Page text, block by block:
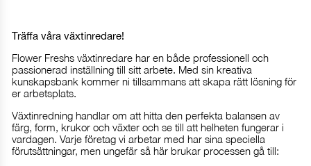
Träffa våra växtinredare!
Flower Freshs växtinredare har en både professionell och
passionerad inställning till sitt arbete. Med sin kreativa
kunskapsbank kommer ni tillsammans att skapa rätt lösning för
er arbetsplats.
Växtinredning handlar om att hitta den perfekta balansen av
färg, form, krukor och växter och se till att helheten fungerar i
vardagen. Varje företag vi arbetar med har sina speciella
förutsättningar, men ungefär så här brukar processen gå till: